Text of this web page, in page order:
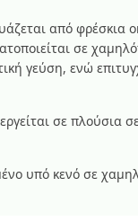
από
σε
γεύση, ενώ
σε πλούσια
υπό κενό σε